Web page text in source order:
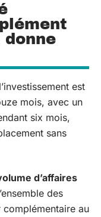
donne
est
mois, avec un
six mois,
sans
d’affaires
des
complémentaire au